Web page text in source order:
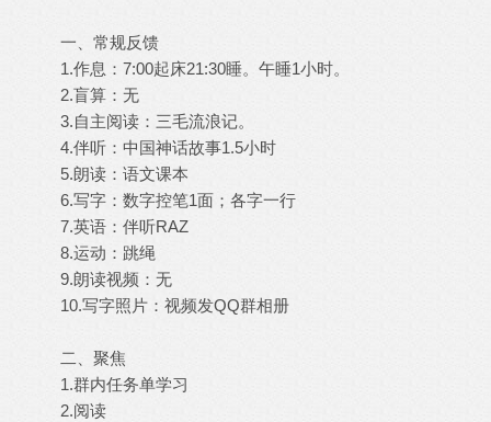
一、常规反馈
1.作息：7:00起床21:30睡。午睡1小时。
2.盲算：无
3.自主阅读：三毛流浪记。
4.伴听：中国神话故事1.5小时
5.朗读：语文课本
6.写字：数字控笔1面；各字一行
7.英语：伴听RAZ
8.运动：跳绳
9.朗读视频：无
10.写字照片：视频发QQ群相册
二、聚焦
1.群内任务单学习
2.阅读